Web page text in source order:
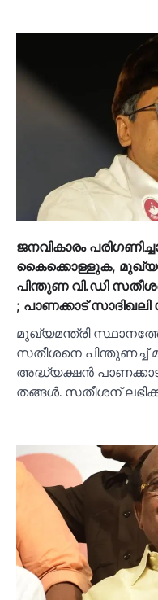
ജനവികാരം
കൈക്കൊള്ളുക,
പിന്തുണ വി.ഡി
; പാണക്കാട്
മുഖ്യമന്ത്രി
സതീശനെ പിന്തുണച്ച്‌
അദ്ധ്യക്ഷൻ
തങ്ങള്‍. സതീശന്